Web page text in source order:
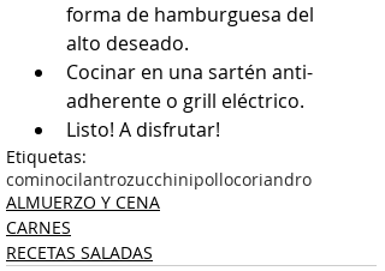
forma de hamburguesa del
alto deseado.
Cocinar en una sartén anti-
adherente o grill eléctrico.
Listo! A disfrutar!
Etiquetas:
cominocilantrozucchinipollocoriandro
ALMUERZO Y CENA
CARNES
RECETAS SALADAS